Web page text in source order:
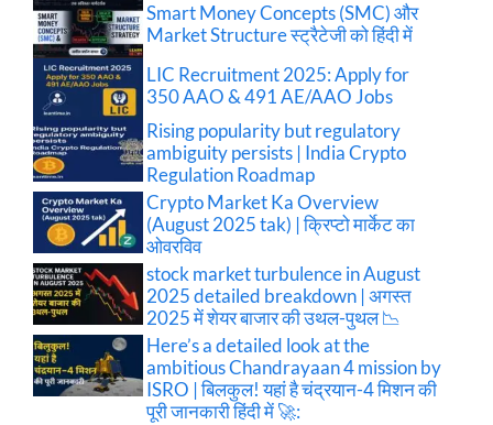
Smart Money Concepts (SMC) और
Market Structure स्ट्रैटेजी को हिंदी में
LIC Recruitment 2025: Apply for
350 AAO & 491 AE/AAO Jobs
Rising popularity but regulatory
ambiguity persists | India Crypto
Regulation Roadmap
Crypto Market Ka Overview
(August 2025 tak) | क्रिप्टो मार्केट का
ओवरविव
stock market turbulence in August
2025 detailed breakdown | अगस्त
2025 में शेयर बाजार की उथल-पुथल 📉
Here’s a detailed look at the
ambitious Chandrayaan 4 mission by
ISRO | बिलकुल! यहां है चंद्रयान-4 मिशन की
पूरी जानकारी हिंदी में 🚀: